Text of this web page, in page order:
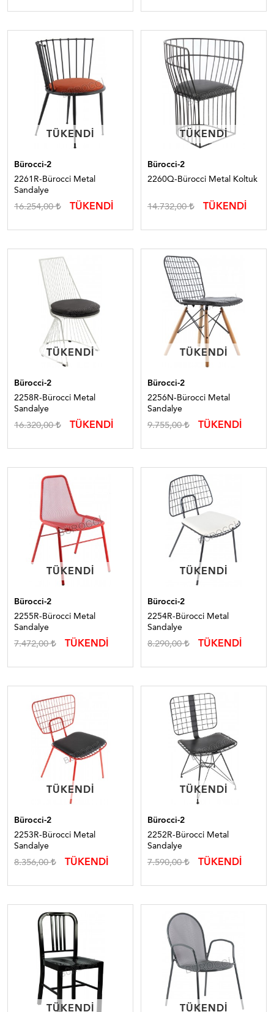
TÜKENDI
TÜKENDI
Bürocci-2
2261R-Bürocci Metal
Sandalye
16.254,00 TÜKENDİ
TÜKENDI
TÜKENDI
Bürocci-2
2260Q-Bürocci Metal Koltuk
14.732,00 TÜKENDİ
TÜKENDI
TÜKENDI
Bürocci-2
2258R-Bürocci Metal
Sandalye
16.320,00 TÜKENDİ
TÜKENDI
TÜKENDI
Bürocci-2
2256N-Bürocci Metal
Sandalye
9.755,00 TÜKENDİ
TÜKENDI
TÜKENDI
Bürocci-2
2255R-Bürocci Metal
Sandalye
7.472,00 TÜKENDİ
TÜKENDI
TÜKENDI
Bürocci-2
2254R-Bürocci Metal
Sandalye
8.290,00 TÜKENDİ
TÜKENDI
TÜKENDI
Bürocci-2
2253R-Bürocci Metal
Sandalye
8.356,00 TÜKENDİ
TÜKENDI
TÜKENDI
Bürocci-2
2252R-Bürocci Metal
Sandalye
7.590,00 TÜKENDİ
TÜKENDI
TÜKENDI TÜKENDI
TÜKENDI